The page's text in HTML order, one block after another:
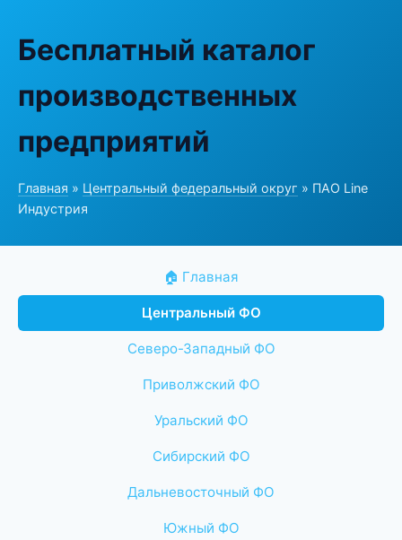
Бесплатный каталог
производственных
предприятий
Главная » Центральный федеральный округ » ПАО Line
Индустрия
🏠 Главная
Центральный ФО
Северо-Западный ФО
Приволжский ФО
Уральский ФО
Сибирский ФО
Дальневосточный ФО
Южный ФО